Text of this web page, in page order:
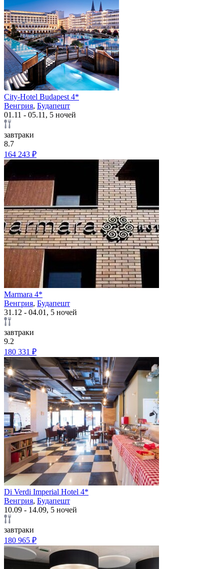
City-Hotel Budapest 4*
Венгрия, Будапешт
01.11 - 05.11, 5 ночей
завтраки
8.7
164 243 ₽
Marmara 4*
Венгрия, Будапешт
31.12 - 04.01, 5 ночей
завтраки
9.2
180 331 ₽
Di Verdi Imperial Hotel 4*
Венгрия, Будапешт
10.09 - 14.09, 5 ночей
завтраки
180 965 ₽